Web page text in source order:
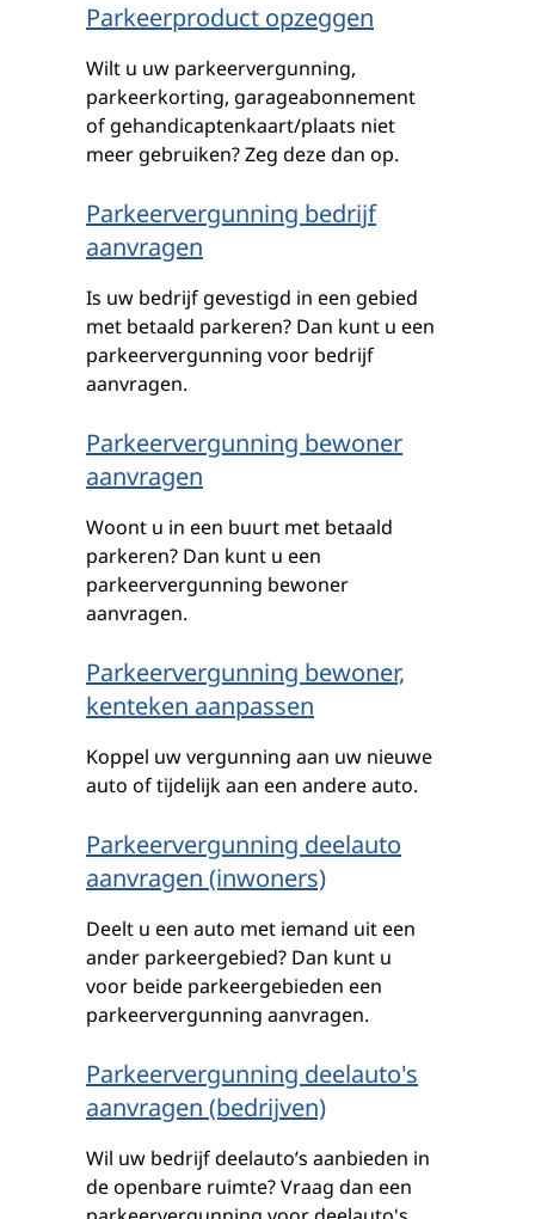
Parkeerproduct opzeggen
Wilt u uw parkeervergunning,
parkeerkorting, garageabonnement
of gehandicaptenkaart/plaats niet
meer gebruiken? Zeg deze dan op.
Parkeervergunning bedrijf
aanvragen
Is uw bedrijf gevestigd in een gebied
met betaald parkeren? Dan kunt u een
parkeervergunning voor bedrijf
aanvragen.
Parkeervergunning bewoner
aanvragen
Woont u in een buurt met betaald
parkeren? Dan kunt u een
parkeervergunning bewoner
aanvragen.
Parkeervergunning bewoner,
kenteken aanpassen
Koppel uw vergunning aan uw nieuwe
auto of tijdelijk aan een andere auto.
Parkeervergunning deelauto
aanvragen (inwoners)
Deelt u een auto met iemand uit een
ander parkeergebied? Dan kunt u
voor beide parkeergebieden een
parkeervergunning aanvragen.
Parkeervergunning deelauto's
aanvragen (bedrijven)
Wil uw bedrijf deelauto’s aanbieden in
de openbare ruimte? Vraag dan een